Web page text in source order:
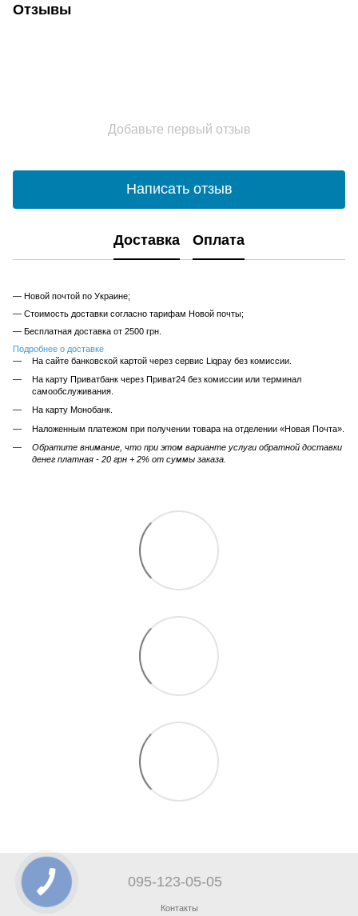
Отзывы
Добавьте первый отзыв
Написать отзыв
Доставка Оплата
— Новой почтой по Украине;
— Стоимость доставки согласно тарифам Новой почты;
— Бесплатная доставка от 2500 грн.
Подробнее о доставке
На сайте банковской картой через сервис Liqpay без комиссии.
На карту Приватбанк через Приват24 без комиссии или терминал
самообслуживания.
На карту Монобанк.
Наложенным платежом при получении товара на отделении «Новая Почта».
Обратите внимание, что при этом варианте услуги обратной доставки
денег платная - 20 грн + 2% от суммы заказа.
095-123-05-05
Контакты